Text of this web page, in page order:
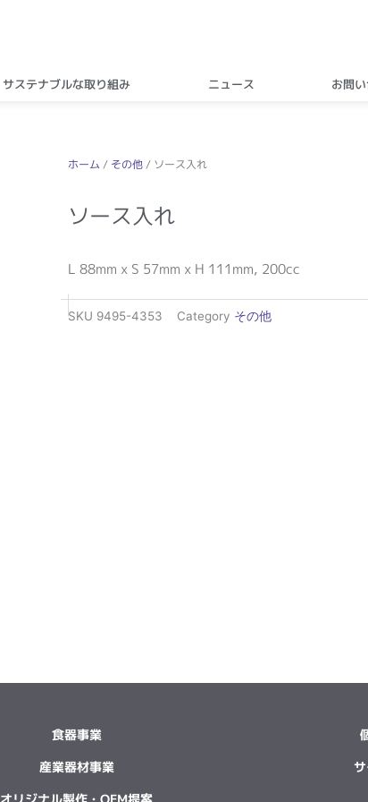
サステナブルな取り組み ニュース お問
ホーム / その他 / ソース入れ
ソース入れ
L 88mm x S 57mm x H 111mm, 200cc
SKU 9495-4353 Category その他
食器事業
産業器材事業
オリジナル製作・OEM提案